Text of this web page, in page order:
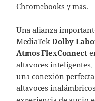
Chromebooks y más.
Una alianza
MediaTekDolby
Atmos FlexConnect
altavoces
una conexión
altavoces